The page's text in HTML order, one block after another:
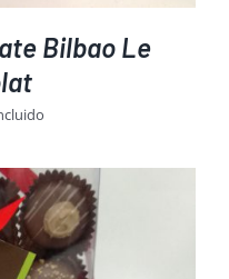
Bilbao Le